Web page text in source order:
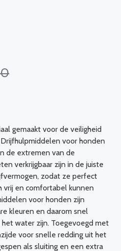
gemaakt voor de veiligheid
voor honden
de extremen van de
verkrijgbaar zijn in de juiste
zodat ze perfect
vrij en comfortabel kunnen
voor honden zijn
kleuren en daarom snel
water zijn. Toegevoegd met
voor snelle redding uit het
als sluiting en een extra